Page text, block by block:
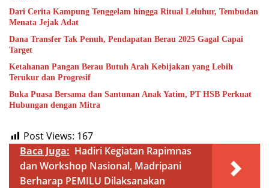
Dari Cerita Kampung Tenggelam hingga Ritual Leluhur, Tembudan
Menata Jejak Adat
Dana Transfer Tak Penuh, Pendapatan Berau 2025 Gagal Capai
Target
Ketahanan Pangan Berau Butuh Arah Kebijakan yang Lebih
Terukur dan Progresif
Buka Puasa Bersama dan Santunan Anak Yatim, PT HSB Perkuat
Hubungan dengan Mitra
Post Views: 167
Baca Juga: Hadiri Kegiatan Rapimnas
dan Workshop Nasional, Madripani
Berharap PEMILU Dilaksanakan